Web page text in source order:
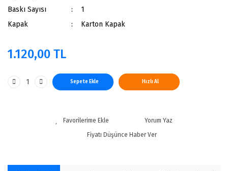
Baskı Sayısı
1
Kapak
Karton Kapak
1.120,00 TL
Sepete Ekle Hızlı Al
Yorum Yaz
Fiyatı Düşünce Haber Ver